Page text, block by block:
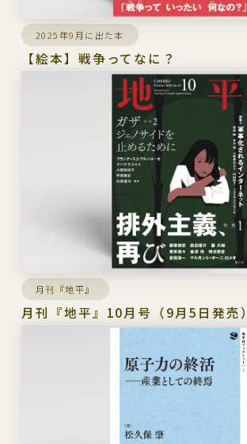
2025年9月に出た本
【絵本】戦争ってなに？
月刊『地平』
月刊『地平』10月号（9月5日発売）